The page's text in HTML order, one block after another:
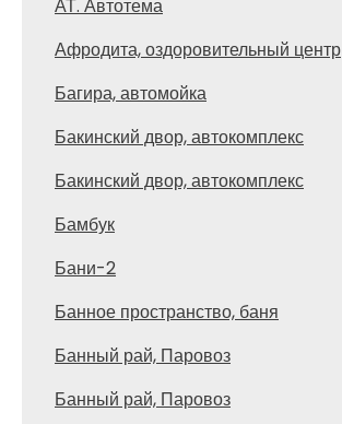
АТ. Автотема
Афродита, оздоровительный центр
Багира, автомойка
Бакинский двор, автокомплекс
Бакинский двор, автокомплекс
Бамбук
Бани-2
Банное пространство, баня
Банный рай, Паровоз
Банный рай, Паровоз